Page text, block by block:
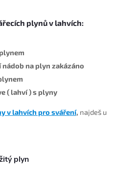
plynů v lahvích:
na plyn zakázáno
( lahví ) s plyny
v lahvích pro sváření, najdeš u
plyn